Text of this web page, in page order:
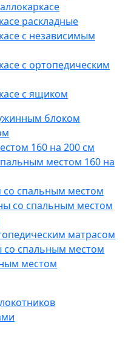
раскладные
с независимым
с ортопедическим
с ящиком
блоком
160 на 200 см
местом 160 на
со спальным местом
со спальным местом
матрасом
спальным местом
местом